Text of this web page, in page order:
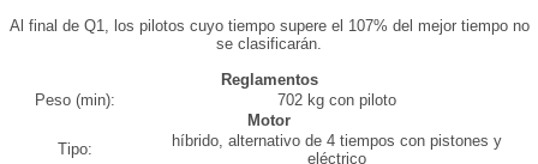
Al final de Q1, los pilotos cuyo tiempo supere el 107% del mejor tiempo no
se clasificarán.
Reglamentos
Peso (min):
702 kg con piloto
Motor
Tipo:
híbrido, alternativo de 4 tiempos con pistones y
eléctrico